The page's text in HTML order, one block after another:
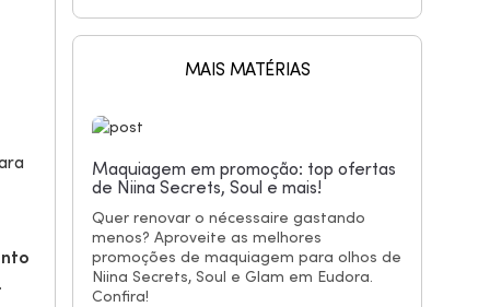
MAIS MATÉRIAS
Maquiagem em promoção: top ofertas
de Niina Secrets, Soul e mais!
Quer renovar o nécessaire gastando
menos? Aproveite as melhores
promoções de maquiagem para olhos de
Niina Secrets, Soul e Glam em Eudora.
Confira!